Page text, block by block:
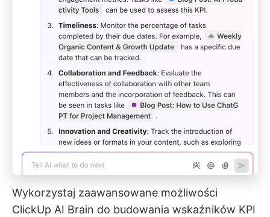
Wykorzystaj zaawansowane możliwości
ClickUp AI Brain do budowania wskaźników KPI